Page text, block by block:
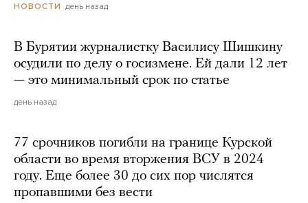
НОВОСТИ день назад
В Бурятии журналистку Василису Шишкину
осудили по делу о госизмене. Ей дали 12 лет
— это минимальный срок по статье
день назад
77 срочников погибли на границе Курской
области во время вторжения ВСУ в 2024
году. Еще более 30 до сих пор числятся
пропавшими без вести